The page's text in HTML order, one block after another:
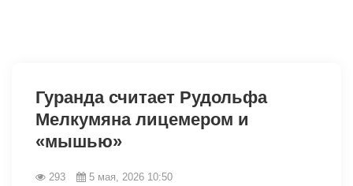
Гуранда считает Рудольфа
Мелкумяна лицемером и
«мышью»
293 5 мая, 2026 10:50